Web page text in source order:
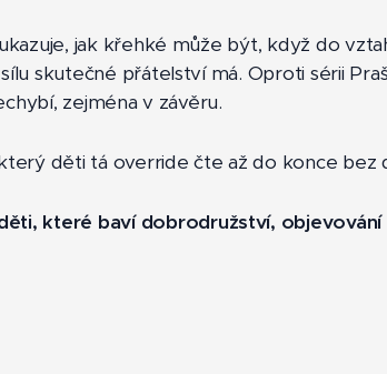
jak křehké může být, když do
skutečné přátelství má. Oproti sérii
zejména v závěru.
děti tá override čte až do konce bez
které baví dobrodružství,